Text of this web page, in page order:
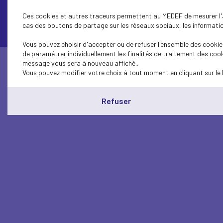
Ces cookies et autres traceurs permettent au MEDEF de
cas des boutons de partage sur les réseaux sociaux, les
Vous pouvez choisir d'accepter ou de refuser l'ensemble des
de paramétrer individuellement les finalités de traitement des
message vous sera à nouveau affiché..
Vous pouvez modifier votre choix à tout moment en cliquant sur le
Refuser